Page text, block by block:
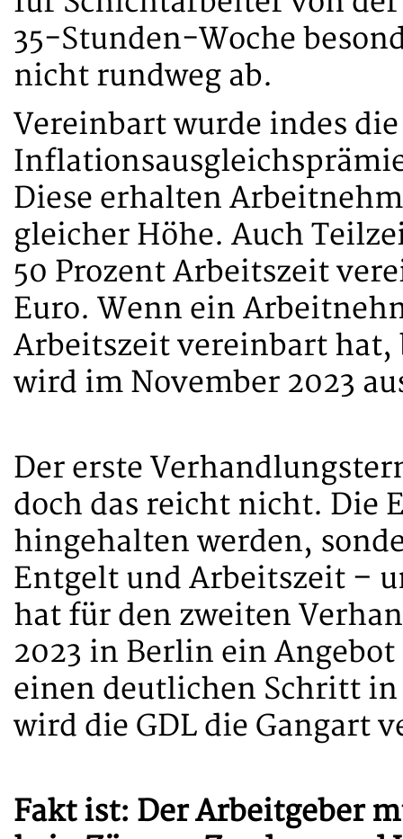
35-Stunden-Woche
nicht rundweg ab.
Vereinbart wurde indes
Diese erhalten
gleicher Höhe. Auch
50 Prozent Arbeitszeit
Euro. Wenn ein
Arbeitszeit vereinbart hat,
wird im November 2023
Der erste
doch das reicht nicht. Die
hingehalten werden,
Entgelt und Arbeitszeit –
hat für den zweiten
2023 in Berlin ein
einen deutlichen Schritt
wird die GDL die Gangart
Fakt ist: Der Arbeitgeber